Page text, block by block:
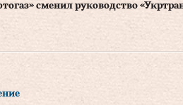
сменил руководство